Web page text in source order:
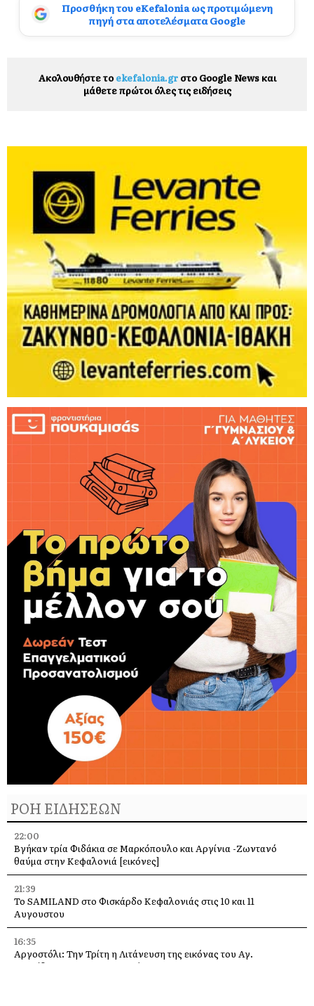
Προσθήκη του eKefalonia ως προτιμώμενη
πηγή στα αποτελέσματα Google
Ακολουθήστε το ekefalonia.grστο Google News και
μάθετε πρώτοι όλες τις ειδήσεις
ΡΟΗ ΕΙΔΗΣΕΩΝ
22:00
Βγήκαν τρία Φιδάκια σε Μαρκόπουλο και Αργίνια -Ζωντανό
θαύμα στην Κεφαλονιά [εικόνες]
21:39
Το SAMILAND στο Φισκάρδο Κεφαλονιάς στις 10 και 11
Αυγουστου
16:35
Αργοστόλι: Την Τρίτη η Λιτάνευση της εικόνας του Αγ.
Σπυρίδωνα για τους σεισμούς του 53